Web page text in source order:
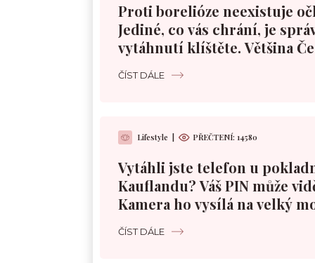
Proti borelióze neexistuje
Jediné, co vás chrání, je
vytáhnutí klíštěte. Většina
špatně
ČÍST DÁLE
Lifestyle PŘEČTENÍ: 14580
Vytáhli jste telefon u
Kauflandu? Váš PIN může
Kamera ho vysílá na velký
ČÍST DÁLE